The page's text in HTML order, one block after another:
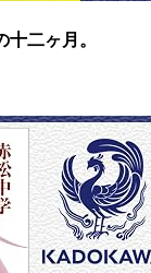
二ヶ月。